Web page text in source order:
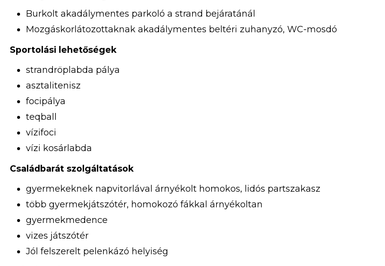
Burkolt akadálymentes parkoló a strand bejáratánál
Mozgáskorlátozottaknak akadálymentes beltéri zuhanyzó, WC-mosdó
Sportolási lehetőségek
strandröplabda pálya
asztalitenisz
focipálya
teqball
vízifoci
vízi kosárlabda
Családbarát szolgáltatások
gyermekeknek napvitorlával árnyékolt homokos, lidós partszakasz
több gyermekjátszótér, homokozó fákkal árnyékoltan
gyermekmedence
vizes játszótér
Jól felszerelt pelenkázó helyiség